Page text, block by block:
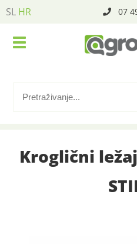
SL HR 07
Kroglični